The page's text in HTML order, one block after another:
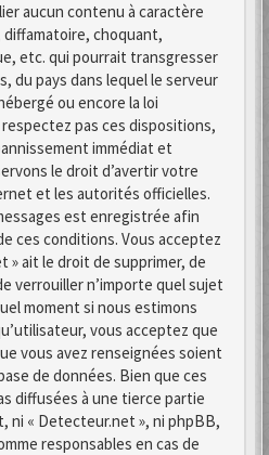
aucun contenu à caractère
choquant,
etc. qui pourrait transgresser
du pays dans lequel le serveur
ou encore la loi
pas ces dispositions,
immédiat et
le droit d’avertir votre
et les autorités officielles.
est enregistrée afin
ces conditions. Vous acceptez
ait le droit de supprimer, de
verrouiller n’importe quel sujet
moment si nous estimons
vous acceptez que
vous avez renseignées soient
de données. Bien que ces
diffusées à une tierce partie
ni « Detecteur.net », ni phpBB,
responsables en cas de